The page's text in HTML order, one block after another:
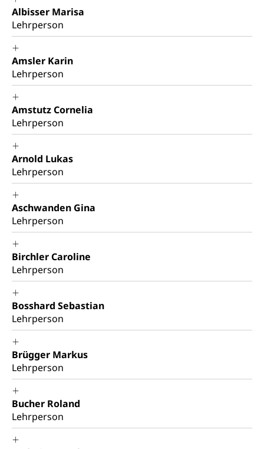
Albisser Marisa
Lehrperson
Amsler Karin
Lehrperson
Amstutz Cornelia
Lehrperson
Arnold Lukas
Lehrperson
Aschwanden Gina
Lehrperson
Birchler Caroline
Lehrperson
Bosshard Sebastian
Lehrperson
Brügger Markus
Lehrperson
Bucher Roland
Lehrperson
Waffen
Waffenerwerbsschein, Waffenschein, Waffenbüro,
Waffen, Sprengstoffe und Pyrotechnik
Zivildienst
Bundesamt für Zivildienst ZIVI
Erwerbsausfallentschädigung (WAS Luzern)
Zivilschutz
Schutzdienstpflicht, Schutzraum,
Staat und Recht
Gleichstellung von Frau und Mann
Gleichstellung aller Geschlechter und
Lebensformen
Gleichstellung Menschen mit
Zivilverfahren
Bezirksgerichte: Aufgaben und Verfahren
Betreibung und Konkurs
Schulden (gruezi.lu.ch)
Betreibungsämter
Demokratie
Regierungsform, Stimm- und Wahlrecht,
Parteien, Grundfreiheiten, Pluralismus
Volksrechte
Kantonale Steuern